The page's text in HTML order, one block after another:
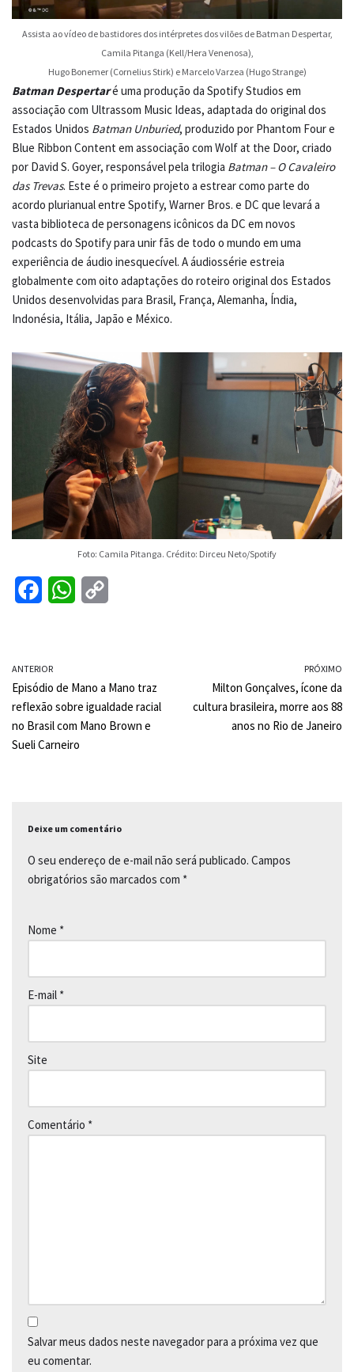
Assista ao vídeo de bastidores dos intérpretes dos vilões de Batman Despertar,
Camila Pitanga (Kell/Hera Venenosa),
Hugo Bonemer (Cornelius Stirk) e Marcelo Varzea (Hugo Strange)
Batman Despertaré uma produção da Spotify Studios em
associação com Ultrassom Music Ideas, adaptada do original dos
Estados Unidos Batman Unburied, produzido por Phantom Four e
Blue Ribbon Content em associação com Wolf at the Door, criado
por David S. Goyer, responsável pela trilogia Batman – O Cavaleiro
das Trevas. Este é o primeiro projeto a estrear como parte do
acordo plurianual entre Spotify, Warner Bros. e DC que levará a
vasta biblioteca de personagens icônicos da DC em novos
podcasts do Spotify para unir fãs de todo o mundo em uma
experiência de áudio inesquecível. A áudiossérie estreia
globalmente com oito adaptações do roteiro original dos Estados
Unidos desenvolvidas para Brasil, França, Alemanha, Índia,
Indonésia, Itália, Japão e México.
Foto: Camila Pitanga. Crédito: Dirceu Neto/Spotify
e
b
o
o
s
A
p
L
i
ANTERIOR
Episódio de Mano a Mano traz
reflexão sobre igualdade racial
no Brasil com Mano Brown e
Sueli Carneiro
PRÓXIMO
Milton Gonçalves, ícone da
cultura brasileira, morre aos 88
anos no Rio de Janeiro
Deixe um comentário
O seu endereço de e-mail não será publicado. Campos
obrigatórios são marcados com *
Nome *
E-mail *
Site
Comentário *
Salvar meus dados neste navegador para a próxima vez que
eu comentar.